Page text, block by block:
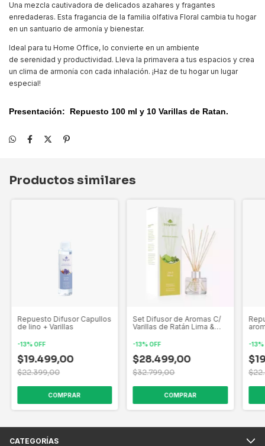
Una mezcla cautivadora de delicados azahares y fragantes
enredaderas. Esta fragancia de la familia olfativa Floral cambia tu hogar
en un santuario de armonía y bienestar.
Ideal para tu Home Office, lo convierte en un ambiente
de serenidad y productividad. Lleva la primavera a tus espacios y crea
un clima de armonía con cada inhalación. ¡Haz de tu hogar un lugar
especial!
Presentación: Repuesto 100 ml y 10 Varillas de Ratan.
Productos similares
Repuesto Difusor Capullos
de lino + Varillas
-13%OFF
$19.499,00
$22.399,00
Set Difusor de Aromas C/
Varillas de Ratán Lima &
-13%OFF
$28.499,00
$32.799,00
-13%
CATEGORÍAS